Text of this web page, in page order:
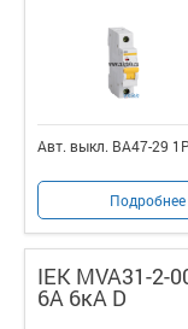
Авт. выкл. ВА47-29
Подробнее
IEK MVA31-2-
6А 6кА D